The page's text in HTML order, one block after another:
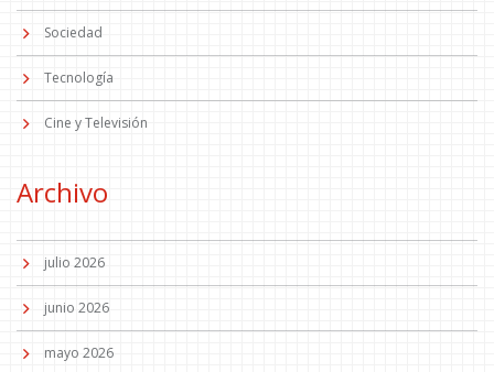
Sociedad
Tecnología
Cine y Televisión
Archivo
julio 2026
junio 2026
mayo 2026